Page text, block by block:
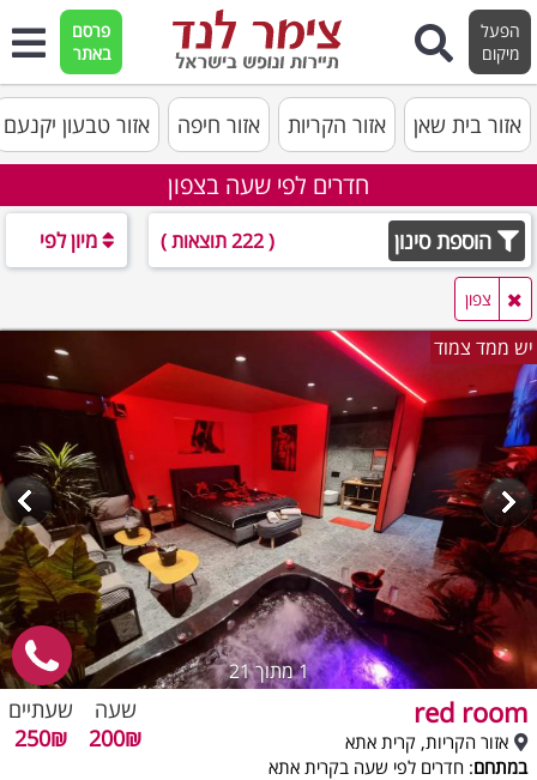
הפעל
מיקום
פרסם
באתר
אזור בית שאן אזור הקריות אזור חיפה אזור טבעון יקנעם
חדרים לפי שעה בצפון
הוספת סינון ( 222 תוצאות ) מיון לפי
צפון
יש ממד צמוד
1מתוך 21
red room
אזור הקריות, קרית אתא
במתחם: חדרים לפי שעה בקרית אתא
שעה
200₪
שעתיים
250₪